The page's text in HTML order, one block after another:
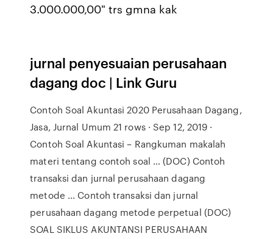
3.000.000,00" trs gmna kak
jurnal penyesuaian perusahaan
dagang doc | Link Guru
Contoh Soal Akuntasi 2020 Perusahaan Dagang,
Jasa, Jurnal Umum 21 rows · Sep 12, 2019 ·
Contoh Soal Akuntasi – Rangkuman makalah
materi tentang contoh soal … (DOC) Contoh
transaksi dan jurnal perusahaan dagang
metode ... Contoh transaksi dan jurnal
perusahaan dagang metode perpetual (DOC)
SOAL SIKLUS AKUNTANSI PERUSAHAAN